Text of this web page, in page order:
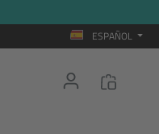
ESPAÑOL